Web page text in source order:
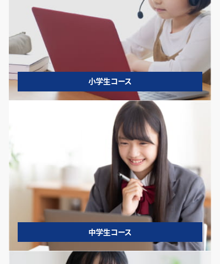
小学生コース
中学生コース